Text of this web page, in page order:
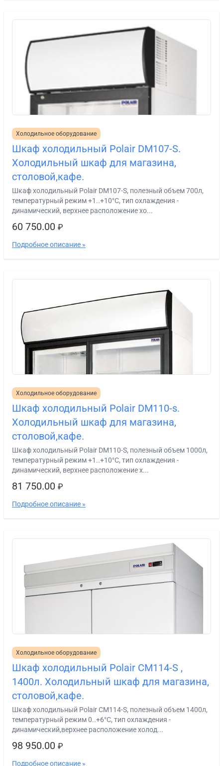
Холодильное оборудование
Шкаф холодильный Polair DM107-S.
Холодильный шкаф для магазина,
столовой,кафе.
Шкаф холодильный Polair DМ107-S, полезный объем 700л,
температурный режим +1..+10°С, тип охлаждения -
динамический, верхнее расположение хо...
60 750.00 ₽
Подробное описание »
Холодильное оборудование
Шкаф холодильный Polair DM110-s.
Холодильный шкаф для магазина,
столовой,кафе.
Шкаф холодильный Polair DМ110-S, полезный объем 1000л,
температурный режим +1..+10°С, тип охлаждения -
динамический, верхнее расположение х...
81 750.00 ₽
Подробное описание »
Холодильное оборудование
Шкаф холодильный Polair СМ114-S ,
1400л. Холодильный шкаф для магазина,
столовой,кафе.
Шкаф холодильный Polair СМ114-S, полезный объем 1400л,
температурный режим 0..+6°С, тип охлаждения -
динамический,верхнее расположение холод...
98 950.00 ₽
Подробное описание »